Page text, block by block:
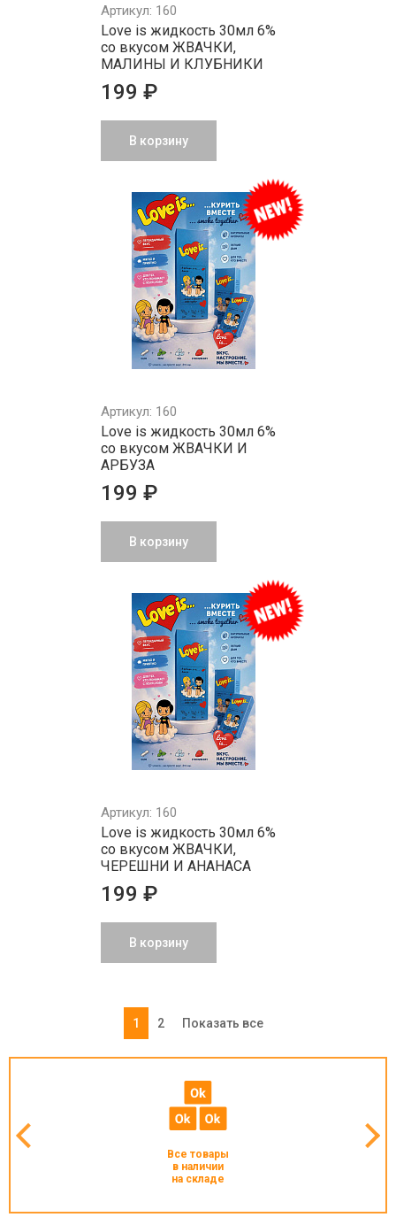
Артикул: 160
Love is жидкость 30мл 6%
со вкусом ЖВАЧКИ,
МАЛИНЫ И КЛУБНИКИ
199 ₽
В корзину
Артикул: 160
Love is жидкость 30мл 6%
со вкусом ЖВАЧКИ И
АРБУЗА
199 ₽
В корзину
Артикул: 160
Love is жидкость 30мл 6%
со вкусом ЖВАЧКИ,
ЧЕРЕШНИ И АНАНАСА
199 ₽
В корзину
1 2 Показать все
Все товары
в наличии
на складе